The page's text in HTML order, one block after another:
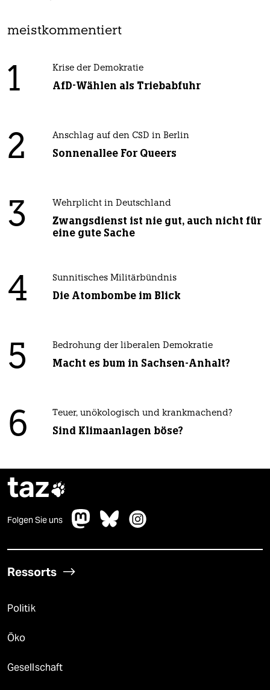
meistkommentiert
1 Krise der Demokratie
AfD-Wählen als Triebabfuhr
2 Anschlag auf den CSD in Berlin
Sonnenallee For Queers
3 Wehrplicht in Deutschland
Zwangsdienst ist nie gut, auch nicht für
eine gute Sache
4 Sunnitisches Militärbündnis
Die Atombombe im Blick
5 Bedrohung der liberalen Demokratie
Macht es bum in Sachsen-Anhalt?
6 Teuer, unökologisch und krankmachend?
Sind Klimaanlagen böse?
taz
Folgen Sie uns
Ressorts
Politik
Öko
Gesellschaft